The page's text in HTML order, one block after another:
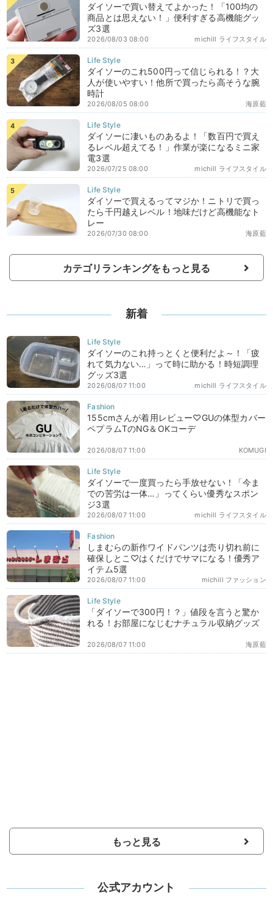
ダイソーで買い替えてよかった！「100均の
商品とは思えない！」便利すぎる高機能グッ
ズ3選
michill ライフスタイル
2026/08/03 08:00
ダイソーのこれ500円って信じられる！？大
人が使いやすい！他所で買ったら高そうな腕
時計
海原藍
2026/08/05 08:00
ダイソーに凄いものあるよ！「数百円で買え
るレベル超えてる！」作業が楽になるミニ家
電3選
michill ライフスタイル
2026/07/25 08:00
ダイソーで買えるってマジか！ニトリで買っ
たら千円越えレベル！地味だけど高機能なト
レー
海原藍
2026/07/30 08:00
カテゴリランキングをもっと見る
新着
ダイソーのこれ持っとくと便利だよ～！「疲
れて気力ない…」って時に助かる！時短調理
グッズ3選
michill ライフスタイル
2026/08/07 11:00
155cmさんが着用レビュー♡GUの体型カバー
ペプラムTのNG＆OKコーデ
KOMUGI
2026/08/07 11:00
ダイソーで一度買ったら手放せない！「今ま
での苦労は一体…」ってくらい優秀なスポン
ジ3選
michill ライフスタイル
2026/08/07 11:00
しまむらの新作ワイドパンツは売り切れ前に
確保しとこ♡はくだけでサマになる！優秀ア
イテム5選
michill ファッション
2026/08/07 11:00
「ダイソーで300円！？」値段を言うと驚か
れる！お部屋になじむナチュラル収納グッズ
海原藍
2026/08/07 11:00
もっと見る
公式アカウント